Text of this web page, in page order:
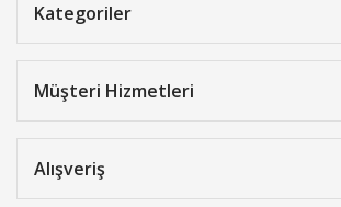
Kategoriler
Müşteri Hizmetleri
Alışveriş